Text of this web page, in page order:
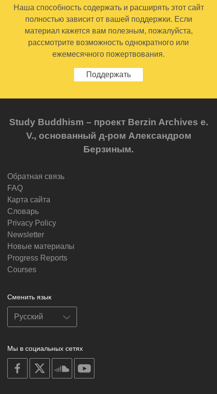
Наша способность содержать и расширять этот сайт
полностью зависит от вашей поддержки. Если
материал кажется вам полезным, пожалуйста,
рассмотрите возможность однократного или
ежемесячного пожертвования.
Поддержать
Study Buddhism – проект Berzin Archives e.
V., основанный д-ром Александром
Берзиным.
Обратная связь
FAQ
Карта сайта
Словарь
Privacy Policy
Newsletter
Новые материалы
Progress Reports
Courses
Сменить язык
Мы в социальных сетях
on
facebook
soundcloud